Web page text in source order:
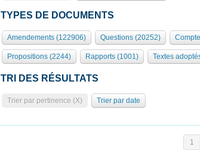
TYPES DE DOCUMENTS
Amendements (122906) Questions (20252)
Propositions (2244) Rapports (1001) Textes
TRI DES RÉSULTATS
Trier par pertinence (X) Trier par date
1